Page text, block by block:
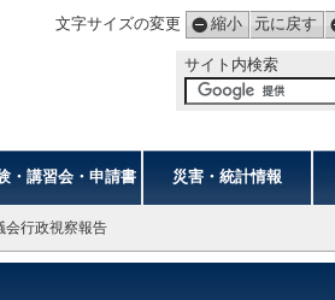
文字サイズの変更 縮小 元に戻す
サイト内検索
・講習会・申請書 災害・統計情報
会行政視察報告